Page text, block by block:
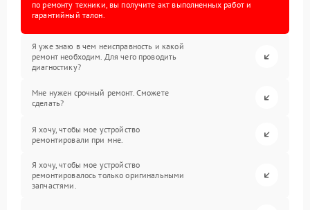
по ремонту техники, вы получите акт выполненных работ и
гарантийный талон.
Я уже знаю в чем неисправность и какой
ремонт необходим. Для чего проводить
диагностику?
Мне нужен срочный ремонт. Сможете
сделать?
Я хочу, чтобы мое устройство
ремонтировали при мне.
Я хочу, чтобы мое устройство
ремонтировалось только оригинальными
запчастями.